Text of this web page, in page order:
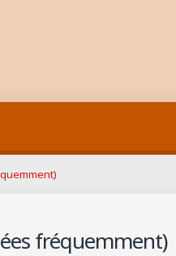
fréquemment)